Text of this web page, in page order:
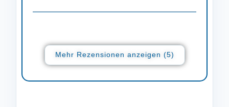
Mehr Rezensionen anzeigen (5)